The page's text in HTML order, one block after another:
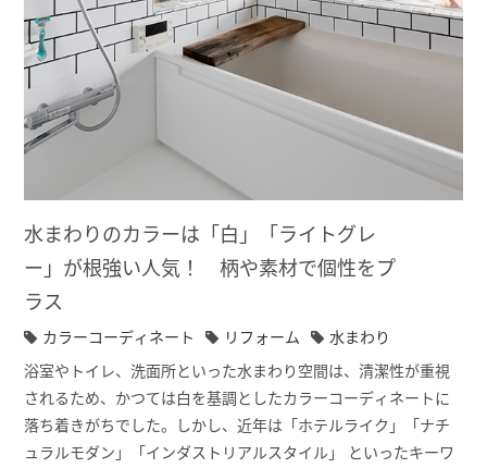
水まわりのカラーは「白」「ライトグレ
ー」が根強い人気！ 柄や素材で個性をプ
ラス
カラーコーディネート リフォーム
水まわり
浴室やトイレ、洗面所といった水まわり空間は、清潔性が重視
されるため、かつては白を基調としたカラーコーディネートに
落ち着きがちでした。しかし、近年は「ホテルライク」「ナチ
ュラルモダン」「インダストリアルスタイル」 といったキーワ